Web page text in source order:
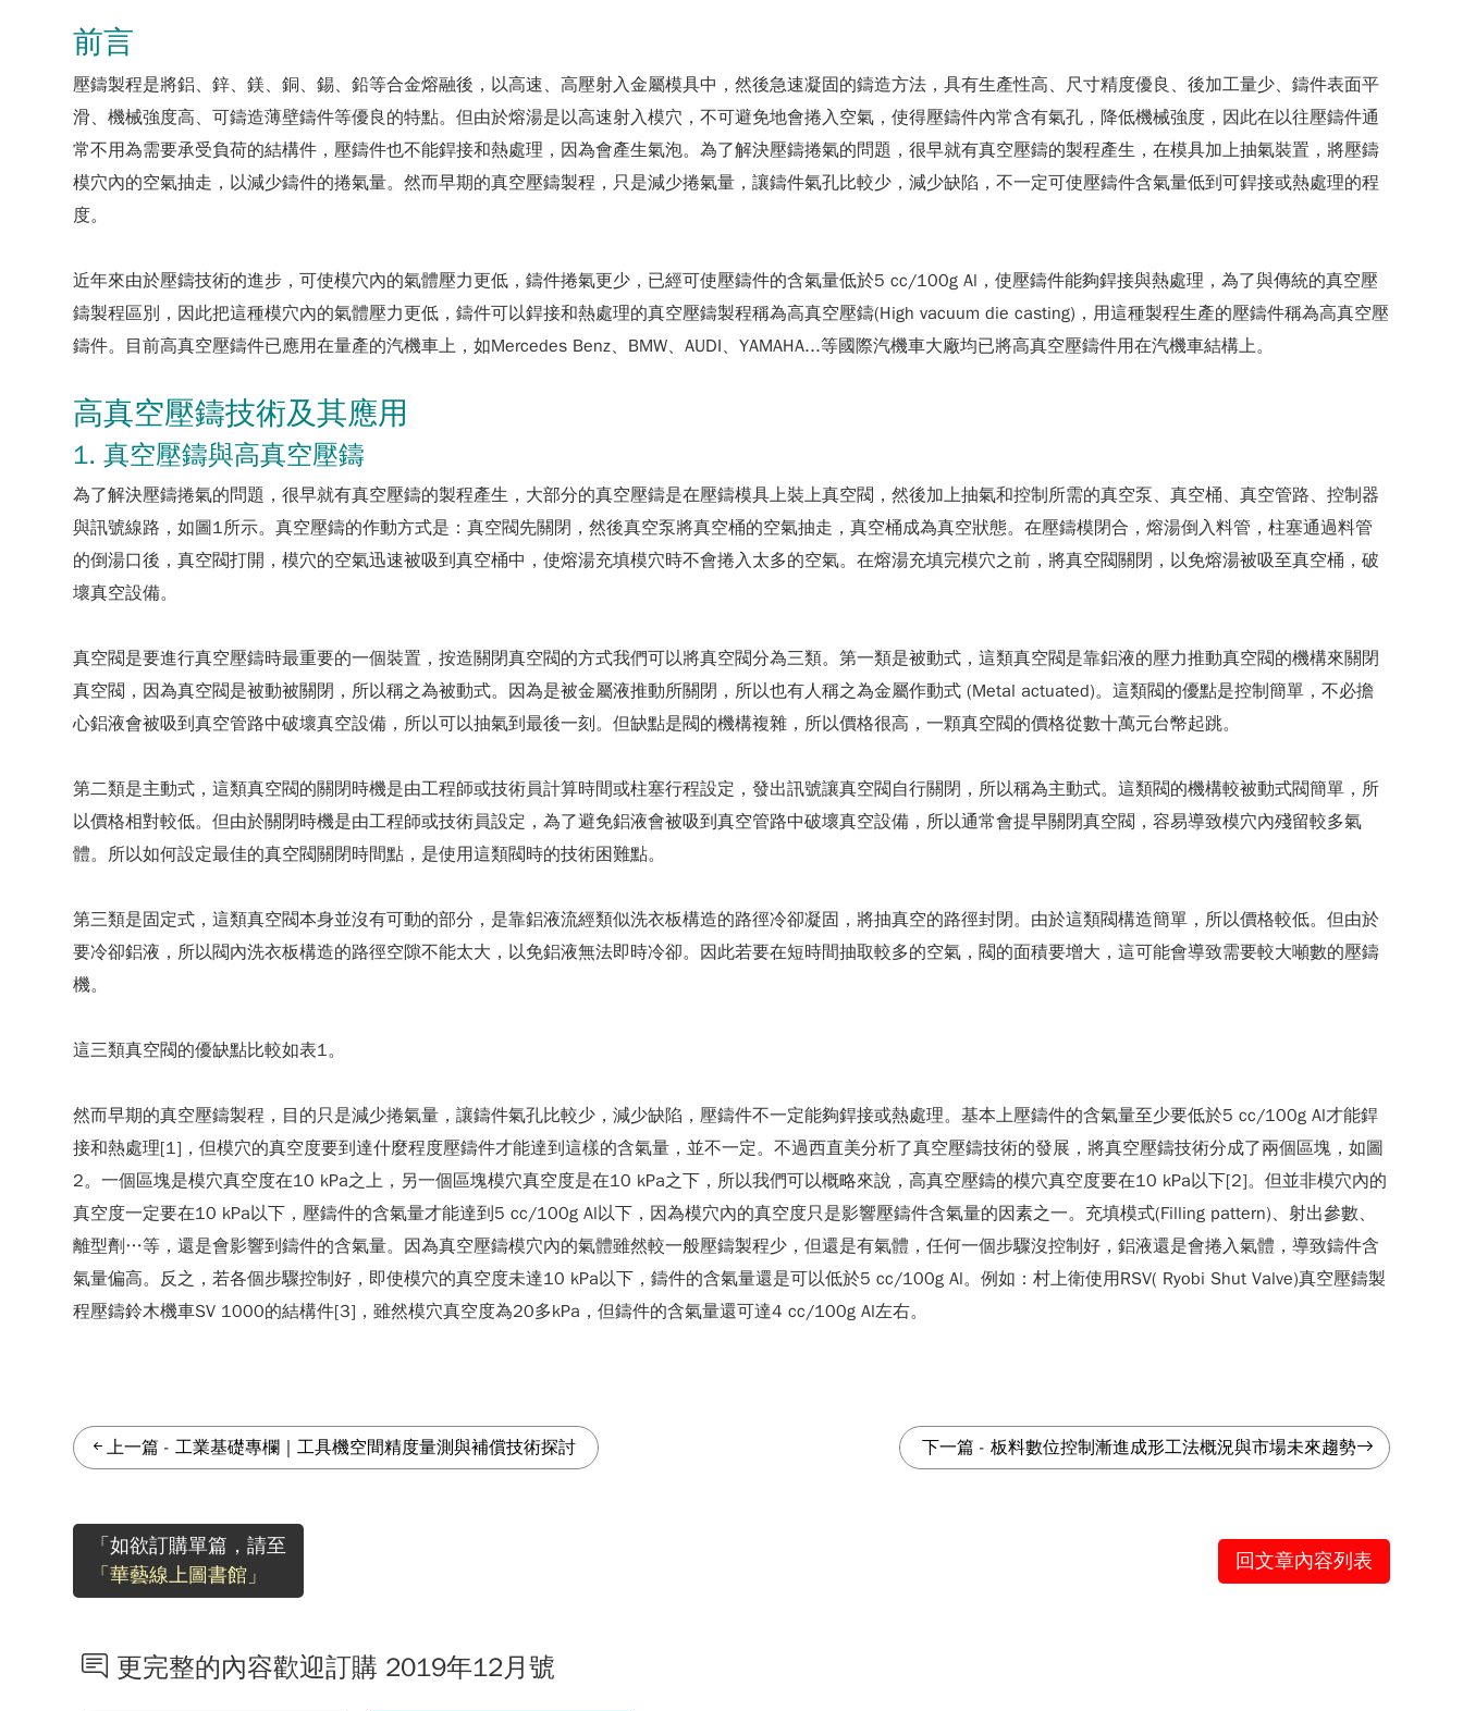
前言
壓鑄製程是將鋁、鋅、鎂、銅、錫、鉛等合金熔融後，以高速、高壓射入金屬模具中，然後急速凝固的鑄造方法，具有生產性高、尺寸精度優良、後加工量少、鑄件表面平
滑、機械強度高、可鑄造薄壁鑄件等優良的特點。但由於熔湯是以高速射入模穴，不可避免地會捲入空氣，使得壓鑄件內常含有氣孔，降低機械強度，因此在以往壓鑄件通
常不用為需要承受負荷的結構件，壓鑄件也不能銲接和熱處理，因為會產生氣泡。為了解決壓鑄捲氣的問題，很早就有真空壓鑄的製程產生，在模具加上抽氣裝置，將壓鑄
模穴內的空氣抽走，以減少鑄件的捲氣量。然而早期的真空壓鑄製程，只是減少捲氣量，讓鑄件氣孔比較少，減少缺陷，不一定可使壓鑄件含氣量低到可銲接或熱處理的程
度。
近年來由於壓鑄技術的進步，可使模穴內的氣體壓力更低，鑄件捲氣更少，已經可使壓鑄件的含氣量低於5 cc/100g Al，使壓鑄件能夠銲接與熱處理，為了與傳統的真空壓
鑄製程區別，因此把這種模穴內的氣體壓力更低，鑄件可以銲接和熱處理的真空壓鑄製程稱為高真空壓鑄(High vacuum die casting)，用這種製程生產的壓鑄件稱為高真空壓
鑄件。目前高真空壓鑄件已應用在量產的汽機車上，如Mercedes Benz、BMW、AUDI、YAMAHA...等國際汽機車大廠均已將高真空壓鑄件用在汽機車結構上。
高真空壓鑄技術及其應用
1. 真空壓鑄與高真空壓鑄
為了解決壓鑄捲氣的問題，很早就有真空壓鑄的製程產生，大部分的真空壓鑄是在壓鑄模具上裝上真空閥，然後加上抽氣和控制所需的真空泵、真空桶、真空管路、控制器
與訊號線路，如圖1所示。真空壓鑄的作動方式是：真空閥先關閉，然後真空泵將真空桶的空氣抽走，真空桶成為真空狀態。在壓鑄模閉合，熔湯倒入料管，柱塞通過料管
的倒湯口後，真空閥打開，模穴的空氣迅速被吸到真空桶中，使熔湯充填模穴時不會捲入太多的空氣。在熔湯充填完模穴之前，將真空閥關閉，以免熔湯被吸至真空桶，破
壞真空設備。
真空閥是要進行真空壓鑄時最重要的一個裝置，按造關閉真空閥的方式我們可以將真空閥分為三類。第一類是被動式，這類真空閥是靠鋁液的壓力推動真空閥的機構來關閉
真空閥，因為真空閥是被動被關閉，所以稱之為被動式。因為是被金屬液推動所關閉，所以也有人稱之為金屬作動式 (Metal actuated)。這類閥的優點是控制簡單，不必擔
心鋁液會被吸到真空管路中破壞真空設備，所以可以抽氣到最後一刻。但缺點是閥的機構複雜，所以價格很高，一顆真空閥的價格從數十萬元台幣起跳。
第二類是主動式，這類真空閥的關閉時機是由工程師或技術員計算時間或柱塞行程設定，發出訊號讓真空閥自行關閉，所以稱為主動式。這類閥的機構較被動式閥簡單，所
以價格相對較低。但由於關閉時機是由工程師或技術員設定，為了避免鋁液會被吸到真空管路中破壞真空設備，所以通常會提早關閉真空閥，容易導致模穴內殘留較多氣
體。所以如何設定最佳的真空閥關閉時間點，是使用這類閥時的技術困難點。
第三類是固定式，這類真空閥本身並沒有可動的部分，是靠鋁液流經類似洗衣板構造的路徑冷卻凝固，將抽真空的路徑封閉。由於這類閥構造簡單，所以價格較低。但由於
要冷卻鋁液，所以閥內洗衣板構造的路徑空隙不能太大，以免鋁液無法即時冷卻。因此若要在短時間抽取較多的空氣，閥的面積要增大，這可能會導致需要較大噸數的壓鑄
機。
這三類真空閥的優缺點比較如表1。
然而早期的真空壓鑄製程，目的只是減少捲氣量，讓鑄件氣孔比較少，減少缺陷，壓鑄件不一定能夠銲接或熱處理。基本上壓鑄件的含氣量至少要低於5 cc/100g Al才能銲
接和熱處理[1]，但模穴的真空度要到達什麼程度壓鑄件才能達到這樣的含氣量，並不一定。不過西直美分析了真空壓鑄技術的發展，將真空壓鑄技術分成了兩個區塊，如圖
2。一個區塊是模穴真空度在10 kPa之上，另一個區塊模穴真空度是在10 kPa之下，所以我們可以概略來說，高真空壓鑄的模穴真空度要在10 kPa以下[2]。但並非模穴內的
真空度一定要在10 kPa以下，壓鑄件的含氣量才能達到5 cc/100g Al以下，因為模穴內的真空度只是影響壓鑄件含氣量的因素之一。充填模式(Filling pattern)、射出參數、
離型劑…等，還是會影響到鑄件的含氣量。因為真空壓鑄模穴內的氣體雖然較一般壓鑄製程少，但還是有氣體，任何一個步驟沒控制好，鋁液還是會捲入氣體，導致鑄件含
氣量偏高。反之，若各個步驟控制好，即使模穴的真空度未達10 kPa以下，鑄件的含氣量還是可以低於5 cc/100g Al。例如：村上衛使用RSV( Ryobi Shut Valve)真空壓鑄製
程壓鑄鈴木機車SV 1000的結構件[3]，雖然模穴真空度為20多kPa，但鑄件的含氣量還可達4 cc/100g Al左右。
上一篇 -工業基礎專欄｜工具機空間精度量測與補償技術探討 下一篇 - 板料數位控制漸進成形工法概況與市場未來趨勢
「如欲訂購單篇，請至
「華藝線上圖書館」
回文章內容列表
更完整的內容歡迎訂購 2019年12月號